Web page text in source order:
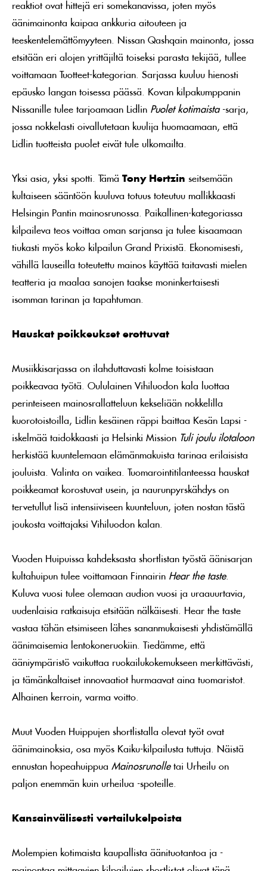
reaktiot ovat hittejä eri somekanavissa, joten myös
äänimainonta kaipaa ankkuria aitouteen ja
teeskentelemättömyyteen. Nissan Qashqain mainonta, jossa
etsitään eri alojen yrittäjiltä toiseksi parasta tekijää, tullee
voittamaan Tuotteet-kategorian. Sarjassa kuuluu hienosti
epäusko langan toisessa päässä. Kovan kilpakumppanin
Nissanille tulee tarjoamaan Lidlin Puolet kotimaista-sarja,
jossa nokkelasti oivallutetaan kuulija huomaamaan, että
Lidlin tuotteista puolet eivät tule ulkomailta.
Yksi asia, yksi spotti. Tämä Tony Hertzin seitsemään
kultaiseen sääntöön kuuluva totuus toteutuu mallikkaasti
Helsingin Pantin mainosrunossa. Paikallinen-kategoriassa
kilpaileva teos voittaa oman sarjansa ja tulee kisaamaan
tiukasti myös koko kilpailun Grand Prixistä. Ekonomisesti,
vähillä lauseilla toteutettu mainos käyttää taitavasti mielen
teatteria ja maalaa sanojen taakse moninkertaisesti
isomman tarinan ja tapahtuman.
Hauskat poikkeukset erottuvat
Musiikkisarjassa on ilahduttavasti kolme toisistaan
poikkeavaa työtä. Oululainen Vihiluodon kala luottaa
perinteiseen mainosrallatteluun kekseliään nokkelilla
kuorotoistoilla, Lidlin kesäinen räppi baittaa Kesän Lapsi -
iskelmää taidokkaasti ja Helsinki Mission Tuli joulu ilotaloon
herkistää kuuntelemaan elämänmakuista tarinaa erilaisista
jouluista. Valinta on vaikea. Tuomarointitilanteessa hauskat
poikkeamat korostuvat usein, ja naurunpyrskähdys on
tervetullut lisä intensiiviseen kuunteluun, joten nostan tästä
joukosta voittajaksi Vihiluodon kalan.
Vuoden Huipuissa kahdeksasta shortlistan työstä äänisarjan
kultahuipun tulee voittamaan Finnairin Hear the taste.
Kuluva vuosi tulee olemaan audion vuosi ja uraauurtavia,
uudenlaisia ratkaisuja etsitään nälkäisesti. Hear the taste
vastaa tähän etsimiseen lähes sananmukaisesti yhdistämällä
äänimaisemia lentokoneruokiin. Tiedämme, että
ääniympäristö vaikuttaa ruokailukokemukseen merkittävästi,
ja tämänkaltaiset innovaatiot hurmaavat aina tuomaristot.
Alhainen kerroin, varma voitto.
Muut Vuoden Huippujen shortlistalla olevat työt ovat
äänimainoksia, osa myös Kaiku-kilpailusta tuttuja. Näistä
ennustan hopeahuippua Mainosrunolletai Urheilu on
paljon enemmän kuin urheilua -spoteille.
Kansainvälisesti vertailukelpoista
Molempien kotimaista kaupallista äänituotantoa ja -